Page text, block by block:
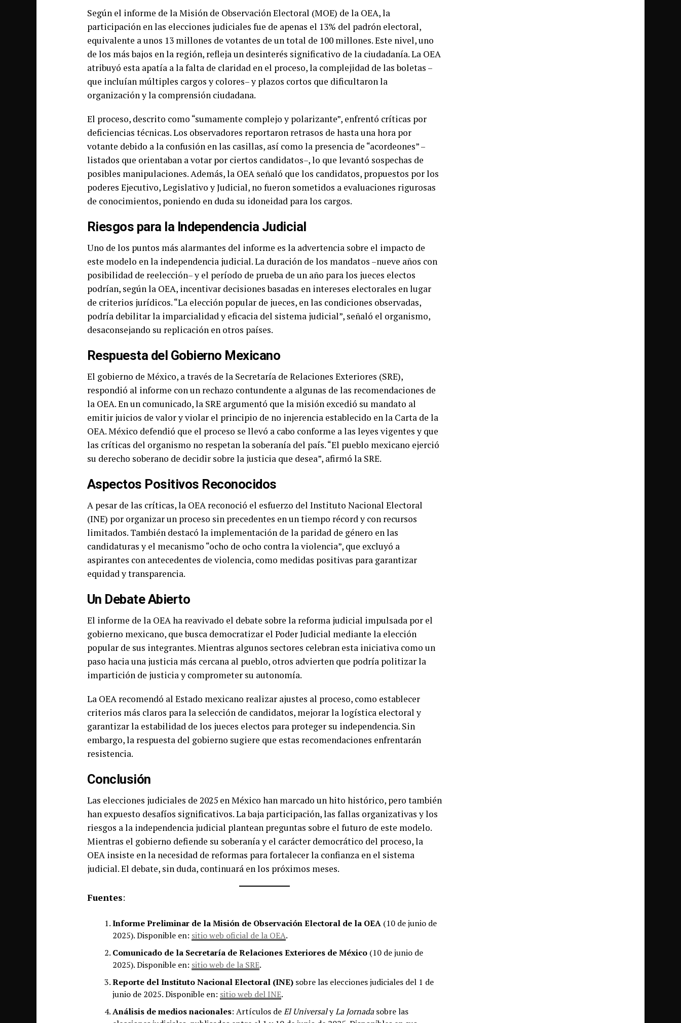
Según el informe de la Misión de Observación Electoral (MOE) de la OEA, la
participación en las elecciones judiciales fue de apenas el 13% del padrón electoral,
equivalente a unos 13 millones de votantes de un total de 100 millones. Este nivel, uno
de los más bajos en la región, refleja un desinterés significativo de la ciudadanía. La OEA
atribuyó esta apatía a la falta de claridad en el proceso, la complejidad de las boletas –
que incluían múltiples cargos y colores– y plazos cortos que dificultaron la
organización y la comprensión ciudadana.
El proceso, descrito como “sumamente complejo y polarizante”, enfrentó críticas por
deficiencias técnicas. Los observadores reportaron retrasos de hasta una hora por
votante debido a la confusión en las casillas, así como la presencia de “acordeones” –
listados que orientaban a votar por ciertos candidatos–, lo que levantó sospechas de
posibles manipulaciones. Además, la OEA señaló que los candidatos, propuestos por los
poderes Ejecutivo, Legislativo y Judicial, no fueron sometidos a evaluaciones rigurosas
de conocimientos, poniendo en duda su idoneidad para los cargos.
Riesgos para la Independencia Judicial
Uno de los puntos más alarmantes del informe es la advertencia sobre el impacto de
este modelo en la independencia judicial. La duración de los mandatos –nueve años con
posibilidad de reelección– y el período de prueba de un año para los jueces electos
podrían, según la OEA, incentivar decisiones basadas en intereses electorales en lugar
de criterios jurídicos. “La elección popular de jueces, en las condiciones observadas,
podría debilitar la imparcialidad y eficacia del sistema judicial”, señaló el organismo,
desaconsejando su replicación en otros países.
Respuesta del Gobierno Mexicano
El gobierno de México, a través de la Secretaría de Relaciones Exteriores (SRE),
respondió al informe con un rechazo contundente a algunas de las recomendaciones de
la OEA. En un comunicado, la SRE argumentó que la misión excedió su mandato al
emitir juicios de valor y violar el principio de no injerencia establecido en la Carta de la
OEA. México defendió que el proceso se llevó a cabo conforme a las leyes vigentes y que
las críticas del organismo no respetan la soberanía del país. “El pueblo mexicano ejerció
su derecho soberano de decidir sobre la justicia que desea”, afirmó la SRE.
Aspectos Positivos Reconocidos
A pesar de las críticas, la OEA reconoció el esfuerzo del Instituto Nacional Electoral
(INE) por organizar un proceso sin precedentes en un tiempo récord y con recursos
limitados. También destacó la implementación de la paridad de género en las
candidaturas y el mecanismo “ocho de ocho contra la violencia”, que excluyó a
aspirantes con antecedentes de violencia, como medidas positivas para garantizar
equidad y transparencia.
Un Debate Abierto
El informe de la OEA ha reavivado el debate sobre la reforma judicial impulsada por el
gobierno mexicano, que busca democratizar el Poder Judicial mediante la elección
popular de sus integrantes. Mientras algunos sectores celebran esta iniciativa como un
paso hacia una justicia más cercana al pueblo, otros advierten que podría politizar la
impartición de justicia y comprometer su autonomía.
La OEA recomendó al Estado mexicano realizar ajustes al proceso, como establecer
criterios más claros para la selección de candidatos, mejorar la logística electoral y
garantizar la estabilidad de los jueces electos para proteger su independencia. Sin
embargo, la respuesta del gobierno sugiere que estas recomendaciones enfrentarán
resistencia.
Conclusión
Las elecciones judiciales de 2025 en México han marcado un hito histórico, pero también
han expuesto desafíos significativos. La baja participación, las fallas organizativas y los
riesgos a la independencia judicial plantean preguntas sobre el futuro de este modelo.
Mientras el gobierno defiende su soberanía y el carácter democrático del proceso, la
OEA insiste en la necesidad de reformas para fortalecer la confianza en el sistema
judicial. El debate, sin duda, continuará en los próximos meses.
Fuentes:
Informe Preliminar de la Misión de Observación Electoral de la OEA (10 de junio de
2025). Disponible en: sitio web oficial de la OEA.
Comunicado de la Secretaría de Relaciones Exteriores de México (10 de junio de
2025). Disponible en: sitio web de la SRE.
Reporte del Instituto Nacional Electoral (INE) sobre las elecciones judiciales del 1 de
junio de 2025. Disponible en: sitio web del INE.
Análisis de medios nacionales: Artículos deEl UniversalyLa Jornadasobre las